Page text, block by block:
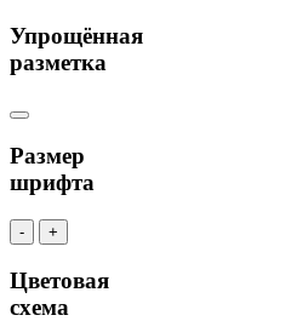
Упрощённая
разметка
Размер
шрифта
- +
Цветовая
схема